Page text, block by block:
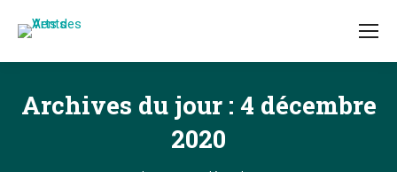
Archives du jour : 4 décembre
2020
Vous êtes ici :